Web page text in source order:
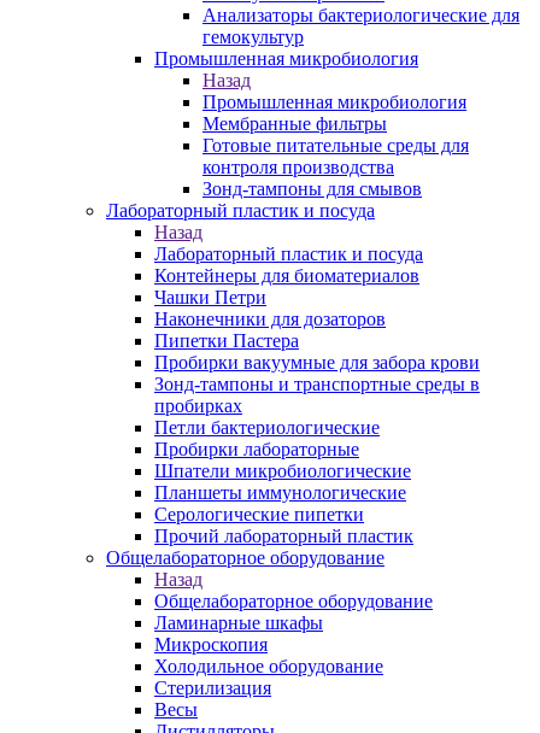
Анализаторы бактериологические для
гемокультур
Промышленная микробиология
Назад
Промышленная микробиология
Мембранные фильтры
Готовые питательные среды для
контроля производства
Зонд-тампоны для смывов
Лабораторный пластик и посуда
Назад
Лабораторный пластик и посуда
Контейнеры для биоматериалов
Чашки Петри
Наконечники для дозаторов
Пипетки Пастера
Пробирки вакуумные для забора крови
Зонд-тампоны и транспортные среды в
пробирках
Петли бактериологические
Пробирки лабораторные
Шпатели микробиологические
Планшеты иммунологические
Серологические пипетки
Прочий лабораторный пластик
Общелабораторное оборудование
Назад
Общелабораторное оборудование
Ламинарные шкафы
Микроскопия
Холодильное оборудование
Стерилизация
Весы